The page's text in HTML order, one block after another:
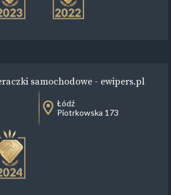
samochodowe - ewipers.pl
Łódź
Piotrkowska 173